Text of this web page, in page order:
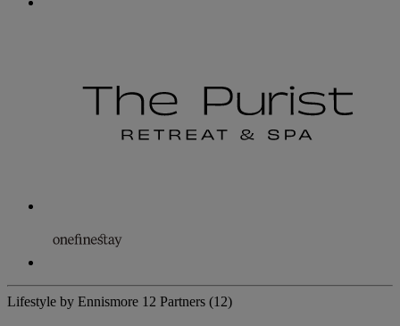
Lifestyle by Ennismore 12 Partners (12)